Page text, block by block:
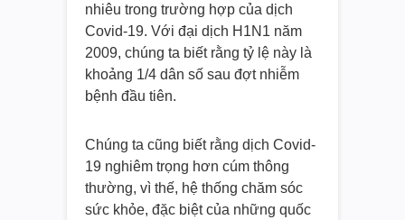
nhiêu trong trường hợp của dịch
Covid-19. Với đại dịch H1N1 năm
2009, chúng ta biết rằng tỷ lệ này là
khoảng 1/4 dân số sau đợt nhiễm
bệnh đầu tiên.
Chúng ta cũng biết rằng dịch Covid-
19 nghiêm trọng hơn cúm thông
thường, vì thế, hệ thống chăm sóc
sức khỏe, đặc biệt của những quốc